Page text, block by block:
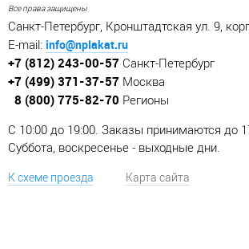
Все права защищены
Санкт-Петербург, Кронштадтская ул. 9,
E-mail: info@nplakat.ru
+7 (812) 243-00-57 Санкт-Петербург
+7 (499) 371-37-57 Москва
8 (800) 775-82-70 Регионы
C 10:00 до 19:00. Заказы принимаются до
Суббота, воскресенье - выходные дни.
К схеме проезда Карта сайта